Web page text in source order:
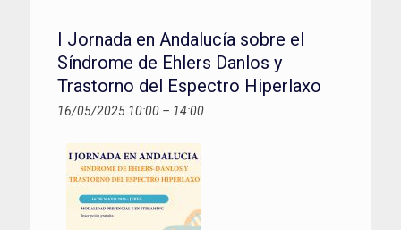
I Jornada en Andalucía sobre el
Síndrome de Ehlers Danlos y
Trastorno del Espectro Hiperlaxo
16/05/2025 10:00 – 14:00